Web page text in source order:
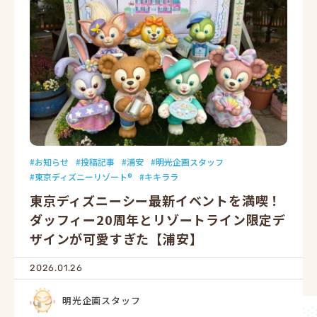
お知らせ 投稿記事 浦安
明光企画スタッフ
東京ディズニーリゾート®
キキララ
東京ディズニーシー最新イベントを満喫！
ダッフィー20周年とリゾートライン限定デ
ザインが可愛すぎた【浦安】
2026.01.26
明光企画スタッフ